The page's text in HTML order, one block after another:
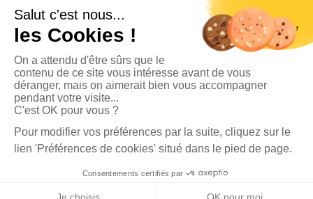
La Presse Bisontine, La Presse Pontissalienne et Le journal
C’est à dire sont des éditions du Groupe Publipresse.
La Presse Pontissalienne - 4, rue Fontaine l'Épine 25500 Morteau | Tél. : 03 81 67 90 80
|
Propriété du journal La Presse Pontissalienne |Mentions légales|Données
personnelles
Cliquez-ici pour modifier vos préférences en matière de cookies
Newsletter